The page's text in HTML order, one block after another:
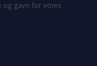
og gavn for vores